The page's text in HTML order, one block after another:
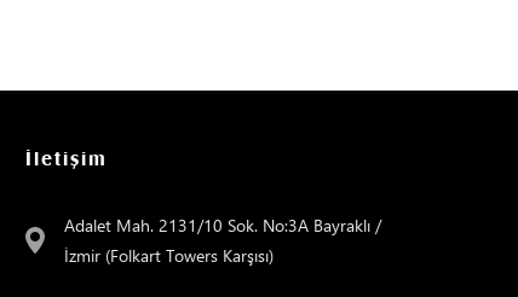
İletişim
Adalet Mah. 2131/10 Sok. No:3A Bayraklı /
İzmir (Folkart Towers Karşısı)